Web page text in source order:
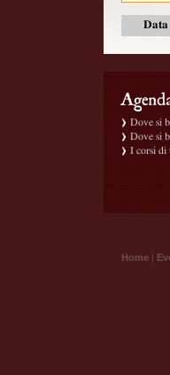
Data
Dove si
Dove si
I corsi di
Home |